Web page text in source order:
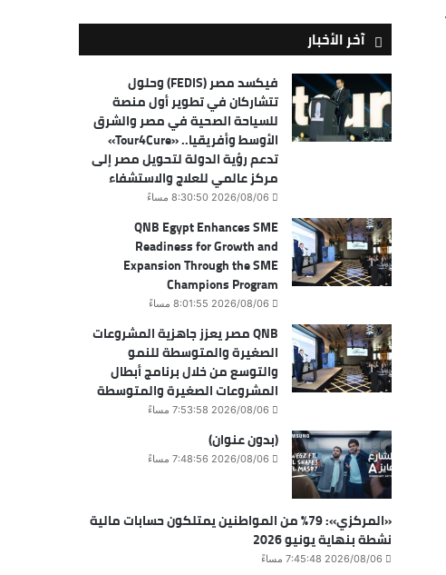
آخر الأخبار
فيكسد مصر (FEDIS) وحلول
تتشاركان في تطوير أول منصة
للسياحة الصحية في مصر والشرق
الأوسط وأفريقيا.. «Tour4Cure»
تدعم رؤية الدولة لتحويل مصر إلى
مركز عالمي للعلاج والاستشفاء
2026/08/06 8:30:50 مساءً
QNB Egypt Enhances SME
Readiness for Growth and
Expansion Through the SME
Champions Program
2026/08/06 8:01:55 مساءً
QNB مصر يعزز جاهزية المشروعات
الصغيرة والمتوسطة للنمو
والتوسع من خلال برنامج أبطال
المشروعات الصغيرة والمتوسطة
2026/08/06 7:53:58 مساءً
(بدون عنوان)
2026/08/06 7:48:56 مساءً
«المركزي»: 79% من المواطنين يمتلكون حسابات مالية
نشطة بنهاية يونيو 2026
2026/08/06 7:45:48 مساءً